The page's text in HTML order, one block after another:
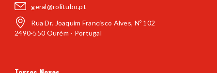
geral@rolitubo.pt
Rua Dr. Joaquim Francisco Alves, Nº 102
2490-550 Ourém - Portugal